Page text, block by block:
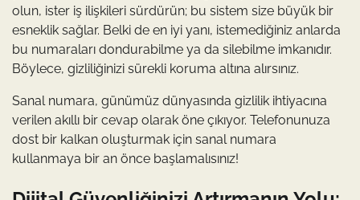
olun, ister iş ilişkileri sürdürün; bu sistem size büyük bir
esneklik sağlar. Belki de en iyi yanı, istemediğiniz anlarda
bu numaraları dondurabilme ya da silebilme imkanıdır.
Böylece, gizliliğinizi sürekli koruma altına alırsınız.
Sanal numara, günümüz dünyasında gizlilik ihtiyacına
verilen akıllı bir cevap olarak öne çıkıyor. Telefonunuza
dost bir kalkan oluşturmak için sanal numara
kullanmaya bir an önce başlamalısınız!